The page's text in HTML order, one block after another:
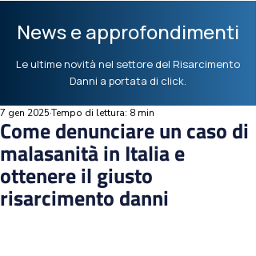
News e approfondimenti
Le ultime novità nel settore del Risarcimento
Danni a portata di click.
Come denunciare un caso di
malasanità in Italia e
ottenere il giusto
risarcimento danni
7 gen 2025Tempo di lettura: 8 min